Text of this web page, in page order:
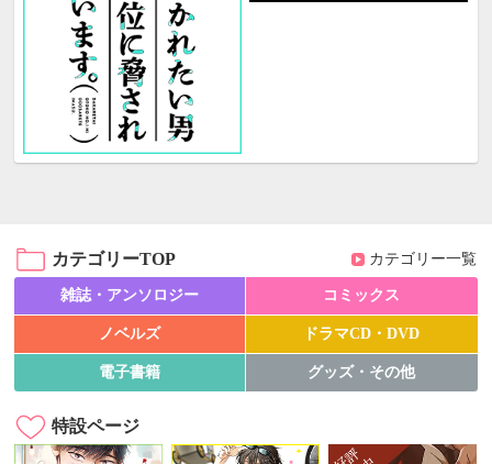
カテゴリーTOP カテゴリー一覧
雑誌・アンソロジー コミックス
ノベルズ ドラマCD・DVD
電子書籍 グッズ・その他
特設ページ